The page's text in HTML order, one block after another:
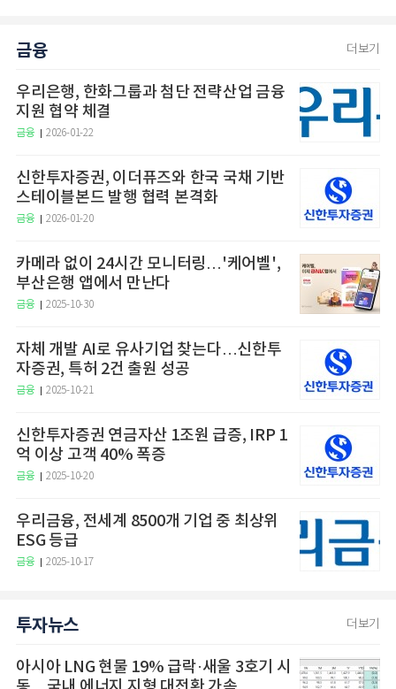
금융 더보기
우리은행, 한화그룹과 첨단 전략산업 금융
지원 협약 체결
금융 2026-01-22
신한투자증권, 이더퓨즈와 한국 국채 기반
스테이블본드 발행 협력 본격화
금융 2026-01-20
카메라 없이 24시간 모니터링…'케어벨',
부산은행 앱에서 만난다
금융 2025-10-30
자체 개발 AI로 유사기업 찾는다…신한투
자증권, 특허 2건 출원 성공
금융 2025-10-21
신한투자증권 연금자산 1조원 급증, IRP 1
억 이상 고객 40% 폭증
금융 2025-10-20
우리금융, 전세계 8500개 기업 중 최상위
ESG 등급
금융 2025-10-17
투자뉴스 더보기
아시아 LNG 현물 19% 급락·새울 3호기 시